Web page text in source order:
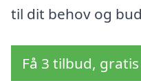
til dit behov og
Få 3 tilbud,